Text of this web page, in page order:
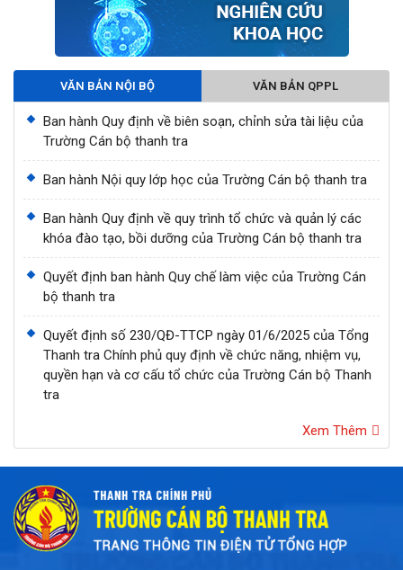
VĂN BẢN NỘI BỘ VĂN BẢN QPPL
Ban hành Quy định về biên soạn, chỉnh sửa tài liệu của
Trường Cán bộ thanh tra
Ban hành Nội quy lớp học của Trường Cán bộ thanh tra
Ban hành Quy định về quy trình tổ chức và quản lý các
khóa đào tạo, bồi dưỡng của Trường Cán bộ thanh tra
Quyết định ban hành Quy chế làm việc của Trường Cán
bộ thanh tra
Quyết định số 230/QĐ-TTCP ngày 01/6/2025 của Tổng
Thanh tra Chính phủ quy định về chức năng, nhiệm vụ,
quyền hạn và cơ cấu tổ chức của Trường Cán bộ Thanh
tra
Xem Thêm